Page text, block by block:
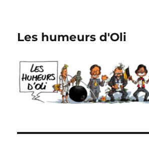
Les humeurs d'Oli